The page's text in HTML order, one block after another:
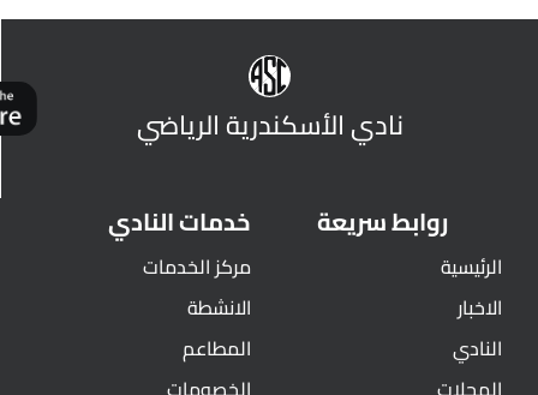
نادي الأسكندرية الرياضي
روابط سريعة
الرئيسية
الاخبار
النادي
خدمات النادي
مركز الخدمات
الانشطة
المطاعم